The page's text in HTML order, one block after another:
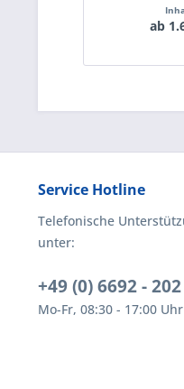
ab
Service Hotline
Telefonische
unter:
+49 (0) 6692 -
Mo-Fr, 08:30 - 17:00 Uhr